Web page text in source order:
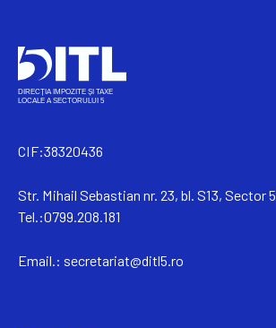
CIF:38320436
Str. Mihail Sebastian nr. 23, bl. S13, Sector 5
Tel.:0799.208.181
Email.: secretariat@ditl5.ro